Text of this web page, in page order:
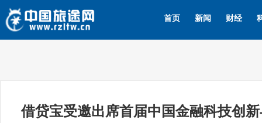
首页 新闻 财经
借贷宝受邀出席首届中国金融科技创